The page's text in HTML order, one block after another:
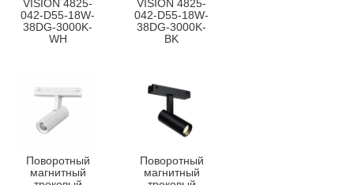
VISION 4825-
042-D55-18W-
38DG-3000K-
WH
VISION 4825-
042-D55-18W-
38DG-3000K-
BK
Поворотный
магнитный
Поворотный
магнитный